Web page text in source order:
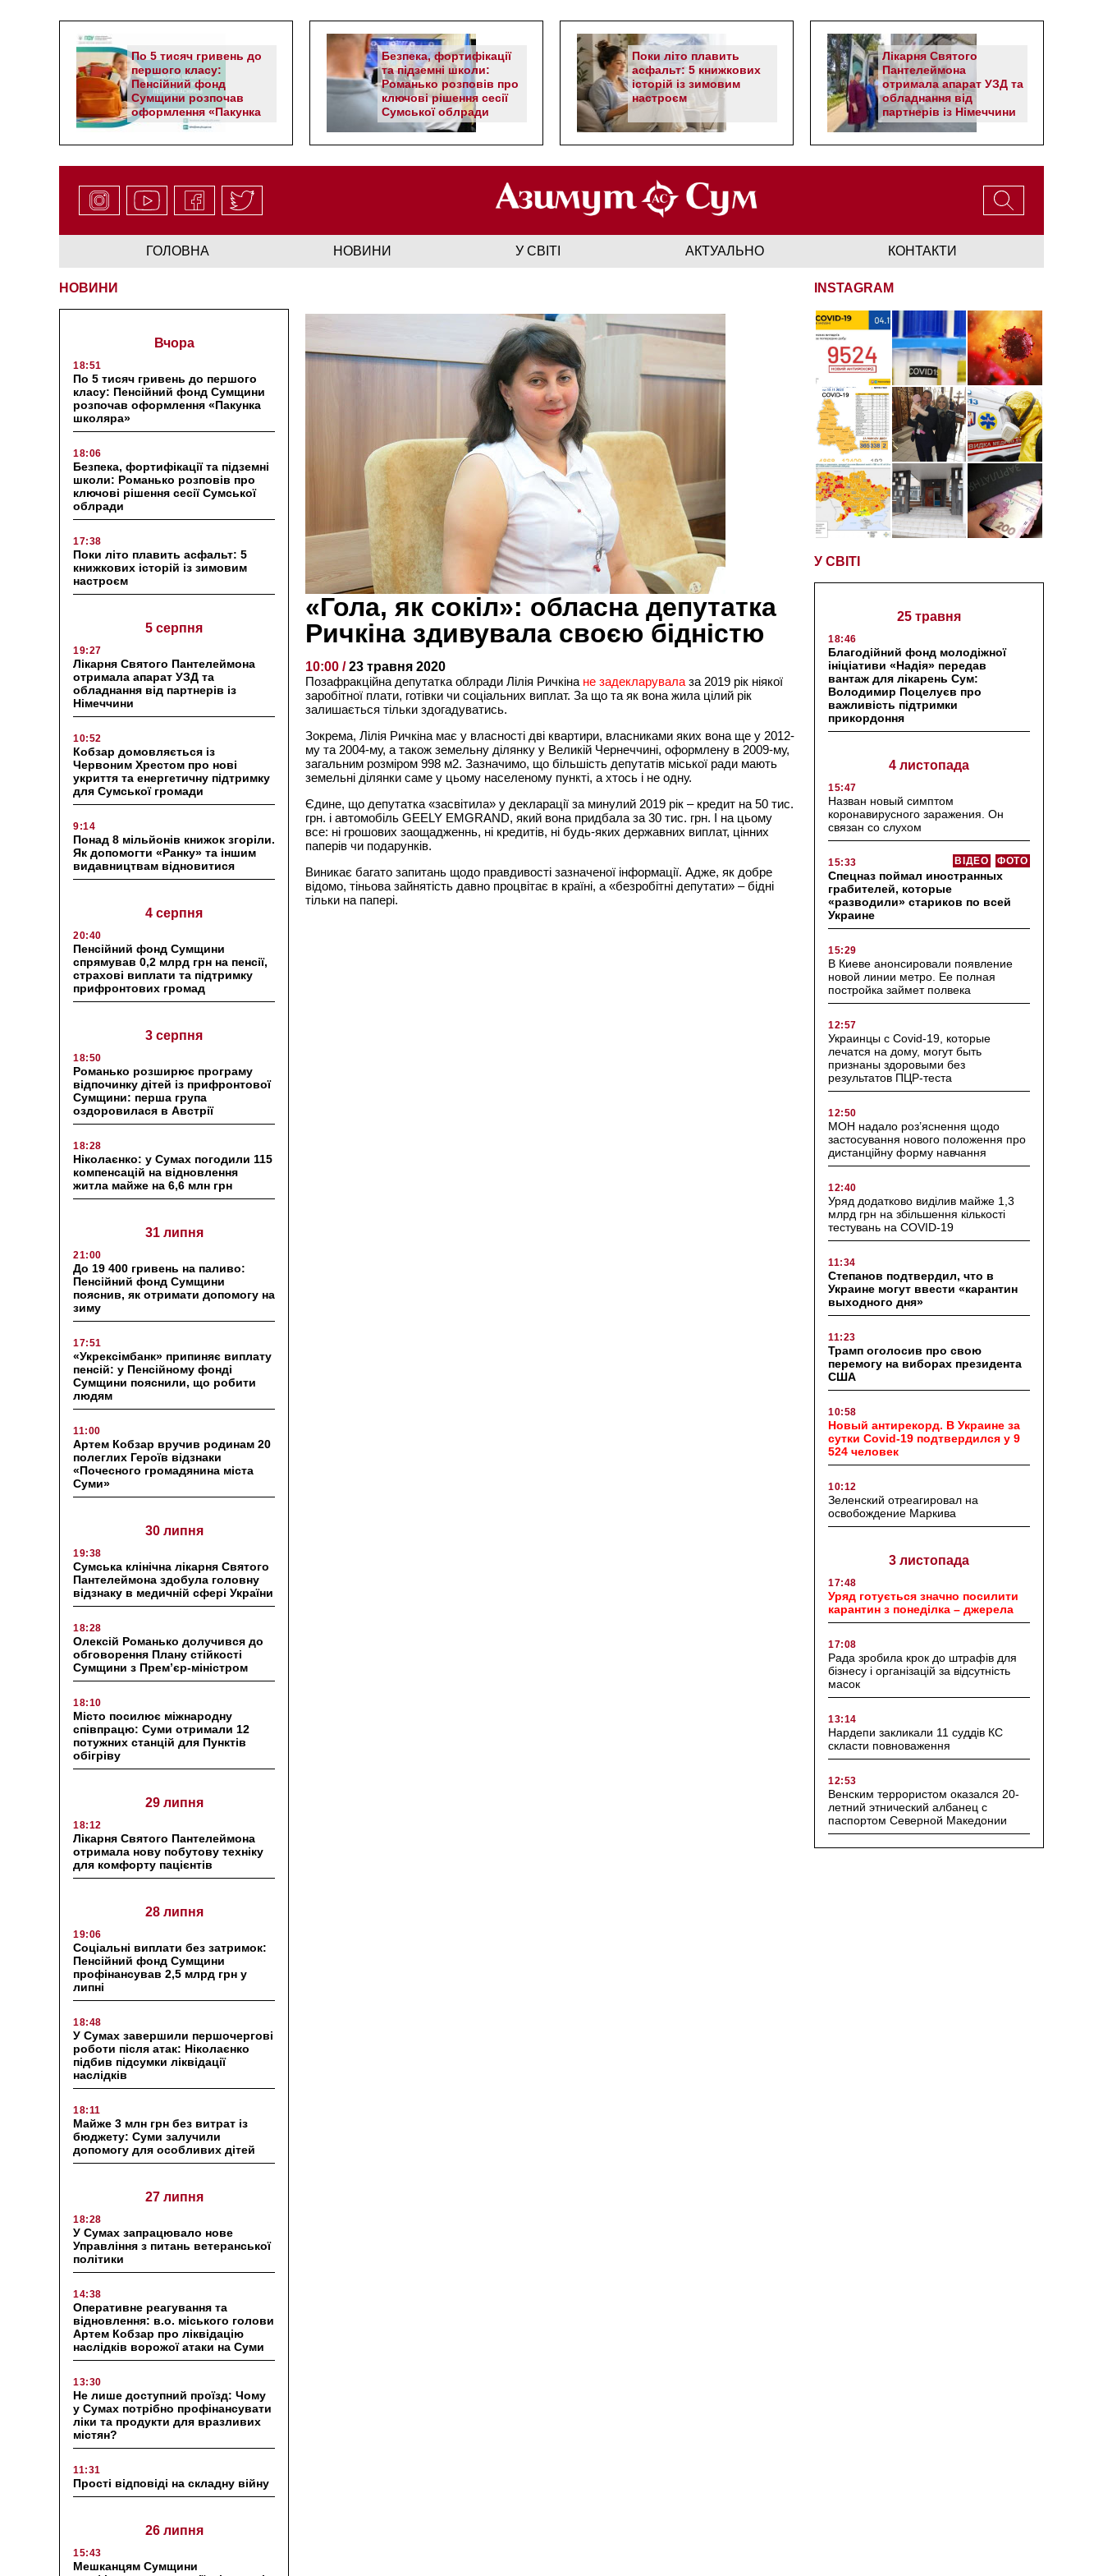
По 5 тисяч гривень до
першого класу:
Пенсійний фонд
Сумщини розпочав
оформлення «Пакунка
школяра»
Безпека, фортифікації
та підземні школи:
Романько розповів про
ключові рішення сесії
Сумської облради
Поки літо плавить
асфальт: 5 книжкових
історій із зимовим
настроєм
Лікарня Святого
Пантелеймона
отримала апарат УЗД та
обладнання від
партнерів із Німеччини
ГОЛОВНА НОВИНИ У СВІТІ АКТУАЛЬНО КОНТАКТИ
НОВИНИ
Вчора
18:51
По 5 тисяч гривень до першого
класу: Пенсійний фонд Сумщини
розпочав оформлення «Пакунка
школяра»
18:06
Безпека, фортифікації та підземні
школи: Романько розповів про
ключові рішення сесії Сумської
облради
17:38
Поки літо плавить асфальт: 5
книжкових історій із зимовим
настроєм
5 серпня
19:27
Лікарня Святого Пантелеймона
отримала апарат УЗД та
обладнання від партнерів із
Німеччини
10:52
Кобзар домовляється із
Червоним Хрестом про нові
укриття та енергетичну підтримку
для Сумської громади
9:14
Понад 8 мільйонів книжок згоріли.
Як допомогти «Ранку» та іншим
видавництвам відновитися
4 серпня
20:40
Пенсійний фонд Сумщини
спрямував 0,2 млрд грн на пенсії,
страхові виплати та підтримку
прифронтових громад
3 серпня
18:50
Романько розширює програму
відпочинку дітей із прифронтової
Сумщини: перша група
оздоровилася в Австрії
18:28
Ніколаєнко: у Сумах погодили 115
компенсацій на відновлення
житла майже на 6,6 млн грн
31 липня
21:00
До 19 400 гривень на паливо:
Пенсійний фонд Сумщини
пояснив, як отримати допомогу на
зиму
17:51
«Укрексімбанк» припиняє виплату
пенсій: у Пенсійному фонді
Сумщини пояснили, що робити
людям
11:00
Артем Кобзар вручив родинам 20
полеглих Героїв відзнаки
«Почесного громадянина міста
Суми»
30 липня
19:38
Сумська клінічна лікарня Святого
Пантелеймона здобула головну
відзнаку в медичній сфері України
18:28
Олексій Романько долучився до
обговорення Плану стійкості
Сумщини з Прем’єр-міністром
18:10
Місто посилює міжнародну
співпрацю: Суми отримали 12
потужних станцій для Пунктів
обігріву
29 липня
18:12
Лікарня Святого Пантелеймона
отримала нову побутову техніку
для комфорту пацієнтів
28 липня
19:06
Соціальні виплати без затримок:
Пенсійний фонд Сумщини
профінансував 2,5 млрд грн у
липні
18:48
У Сумах завершили першочергові
роботи після атак: Ніколаєнко
підбив підсумки ліквідації
наслідків
18:11
Майже 3 млн грн без витрат із
бюджету: Суми залучили
допомогу для особливих дітей
27 липня
18:28
У Сумах запрацювало нове
Управління з питань ветеранської
політики
14:38
Оперативне реагування та
відновлення: в.о. міського голови
Артем Кобзар про ліквідацію
наслідків ворожої атаки на Суми
13:30
Не лише доступний проїзд: Чому
у Сумах потрібно профінансувати
ліки та продукти для вразливих
містян?
11:31
Прості відповіді на складну війну
26 липня
15:43
Мешканцям Сумщини
«Гола, як сокіл»: обласна депутатка
Ричкіна здивувала своєю бідністю
10:00 /23 травня 2020
Позафракційна депутатка облради Лілія Ричкіна не задекларувала за 2019 рік ніякої
заробітної плати, готівки чи соціальних виплат. За що та як вона жила цілий рік
залишається тільки здогадуватись.
Зокрема, Лілія Ричкіна має у власності дві квартири, власниками яких вона ще у 2012-
му та 2004-му, а також земельну ділянку у Великій Чернеччині, оформлену в 2009-му,
загальним розміром 998 м2. Зазначимо, що більшість депутатів міської ради мають
земельні ділянки саме у цьому населеному пункті, а хтось і не одну.
Єдине, що депутатка «засвітила» у декларації за минулий 2019 рік – кредит на 50 тис.
грн. і автомобіль GEELY EMGRAND, який вона придбала за 30 тис. грн. І на цьому
все: ні грошових заощадженнь, ні кредитів, ні будь-яких державних виплат, цінних
паперів чи подарунків.
Виникає багато запитань щодо правдивості зазначеної інформації. Адже, як добре
відомо, тіньова зайнятість давно процвітає в країні, а «безробітні депутати» – бідні
тільки на папері.
INSTAGRAM
У СВІТІ
25 травня
18:46
Благодійний фонд молодіжної
ініціативи «Надія» передав
вантаж для лікарень Сум:
Володимир Поцелуєв про
важливість підтримки
прикордоння
4 листопада
15:47
Назван новый симптом
коронавирусного заражения. Он
связан со слухом
15:33 ФОТО
ВІДЕО
Спецназ поймал иностранных
грабителей, которые
«разводили» стариков по всей
Украине
15:29
В Киеве анонсировали появление
новой линии метро. Ее полная
постройка займет полвека
12:57
Украинцы с Covid-19, которые
лечатся на дому, могут быть
признаны здоровыми без
результатов ПЦР-теста
12:50
МОН надало роз’яснення щодо
застосування нового положення про
дистанційну форму навчання
12:40
Уряд додатково виділив майже 1,3
млрд грн на збільшення кількості
тестувань на COVID-19
11:34
Степанов подтвердил, что в
Украине могут ввести «карантин
выходного дня»
11:23
Трамп оголосив про свою
перемогу на виборах президента
США
10:58
Новый антирекорд. В Украине за
сутки Covid-19 подтвердился у 9
524 человек
10:12
Зеленский отреагировал на
освобождение Маркива
3 листопада
17:48
Уряд готується значно посилити
карантин з понеділка – джерела
17:08
Рада зробила крок до штрафів для
бізнесу і організацій за відсутність
масок
13:14
Нардепи закликали 11 суддів КС
скласти повноваження
12:53
Венским террористом оказался 20-
летний этнический албанец с
паспортом Северной Македонии